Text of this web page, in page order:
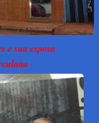
e sua esposa